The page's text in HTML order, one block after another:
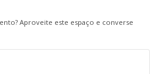
Aproveite este espaço e converse